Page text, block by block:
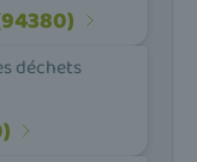
déchets